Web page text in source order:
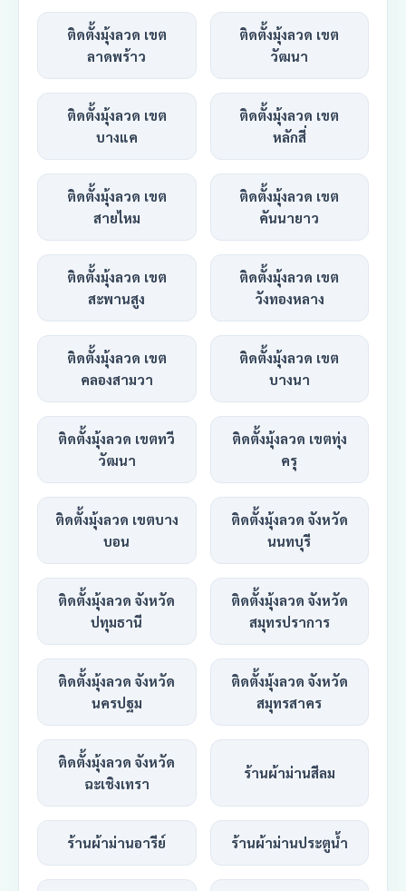
ติดตั้งมุ้งลวด เขต
ลาดพร้าว
ติดตั้งมุ้งลวด เขต
วัฒนา
ติดตั้งมุ้งลวด เขต
บางแค
ติดตั้งมุ้งลวด เขต
หลักสี่
ติดตั้งมุ้งลวด เขต
สายไหม
ติดตั้งมุ้งลวด เขต
คันนายาว
ติดตั้งมุ้งลวด เขต
สะพานสูง
ติดตั้งมุ้งลวด เขต
วังทองหลาง
ติดตั้งมุ้งลวด เขต
คลองสามวา
ติดตั้งมุ้งลวด เขต
บางนา
ติดตั้งมุ้งลวด เขตทวี
วัฒนา
ติดตั้งมุ้งลวด เขตทุ่ง
ครุ
ติดตั้งมุ้งลวด เขตบาง
บอน
ติดตั้งมุ้งลวด จังหวัด
นนทบุรี
ติดตั้งมุ้งลวด จังหวัด
ปทุมธานี
ติดตั้งมุ้งลวด จังหวัด
สมุทรปราการ
ติดตั้งมุ้งลวด จังหวัด
นครปฐม
ติดตั้งมุ้งลวด จังหวัด
สมุทรสาคร
ติดตั้งมุ้งลวด จังหวัด
ฉะเชิงเทรา
ร้านผ้าม่านสีลม
ร้านผ้าม่านอารีย์ ร้านผ้าม่านประตูน้ำ